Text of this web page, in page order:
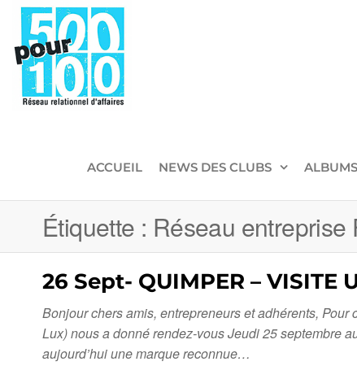
ACCUEIL NEWS DES CLUBS ALBUMS
Étiquette : Réseau entreprise
26 Sept- QUIMPER – VISITE
Bonjour chers amis, entrepreneurs et adhérents,
Lux) nous a donné rendez-vous Jeudi 25 septembre
aujourd’hui une marque reconnue…